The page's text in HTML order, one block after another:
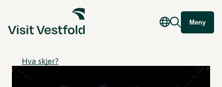
Meny
Hva skjer?